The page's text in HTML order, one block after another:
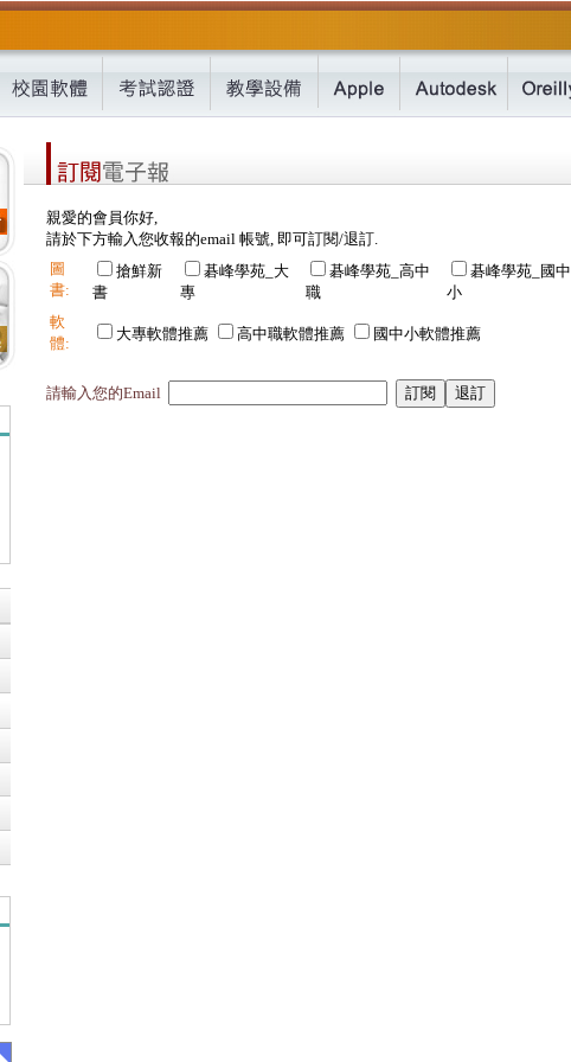
親愛的會員你好,
請於下方輸入您收報的email 帳號, 即可訂閱/退訂.
圖
書:
搶鮮新
書
碁峰學苑_大
專
碁峰學苑_高中
職
碁峰學苑_國中
小
軟
體:
大專軟體推薦 高中職軟體推薦 國中小軟體推薦
請輸入您的Email